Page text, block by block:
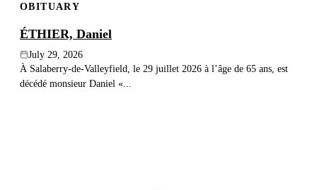
OBITUARY
ÉTHIER, Daniel
July 29, 2026
À Salaberry-de-Valleyfield, le 29 juillet 2026 à l’âge de 65 ans, est
décédé monsieur Daniel «...